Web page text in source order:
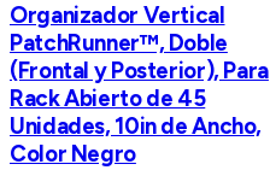
Organizador Vertical
PatchRunner™, Doble
(Frontal y Posterior), Para
Rack Abierto de 45
Unidades, 10in de Ancho,
Color Negro